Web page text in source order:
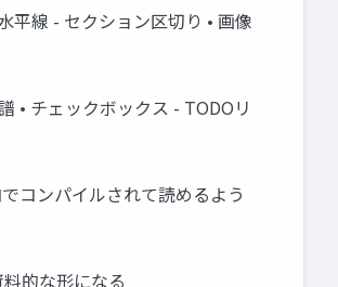
平線 - セクション区切り • 画像
• チェックボックス - TODOリ
コンパイルされて読めるよう
的な形になる